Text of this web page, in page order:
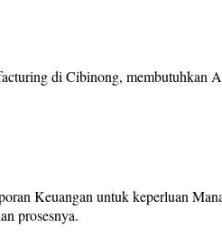
di Cibinong, membutuhkan
Keuangan untuk keperluan
prosesnya.